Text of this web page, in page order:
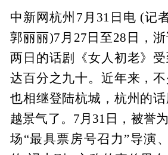
中新网杭州7月31日电 (记
郭丽丽)7月27日至28日，
两日的话剧《女人初老》
达百分之九十。近年来，
也相继登陆杭城，杭州的
越景气了。7月31日，被誉
场“最具票房号召力”导演